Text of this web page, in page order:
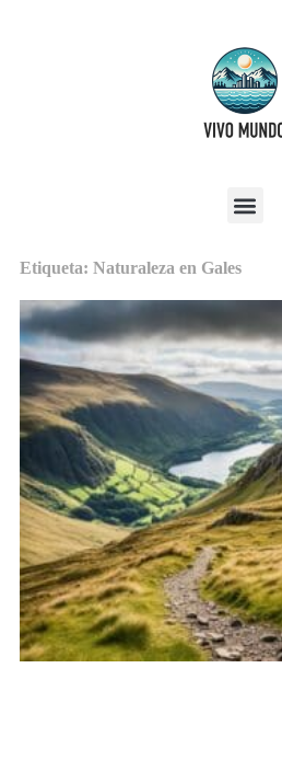
Etiqueta: Naturaleza en Gales